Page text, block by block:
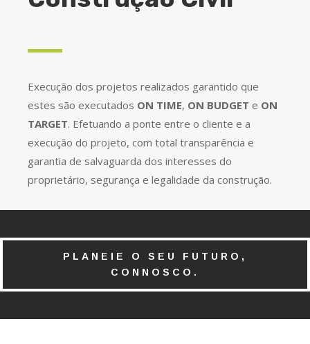
Execução dos projetos realizados garantido que
estes são executados ON TIME, ON BUDGET e ON
TARGET. Efetuando a ponte entre o cliente e a
execução do projeto, com total transparência e
garantia de salvaguarda dos interesses do
proprietário, segurança e legalidade da construção.
PLANEIE O SEU FUTURO,
CONNOSCO.